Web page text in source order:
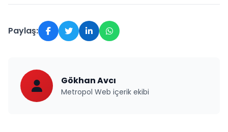
Paylaş:
Gökhan Avcı
Metropol Web içerik ekibi